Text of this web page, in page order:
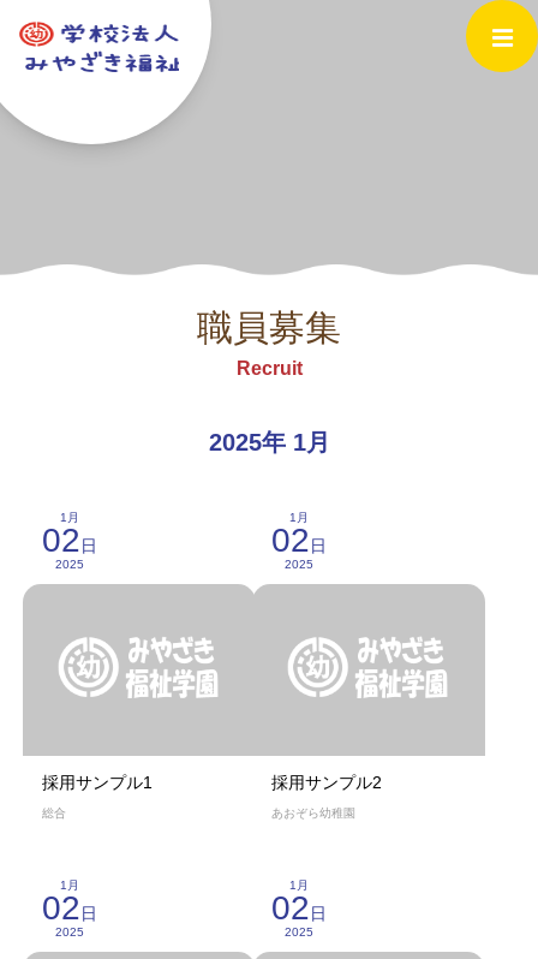
Recruit
職員募集
2025年 1月
1月
02日
2025
採用サンプル1
総合
1月
02日
2025
採用サンプル2
あおぞら幼稚園
1月
02日
2025
1月
02日
2025